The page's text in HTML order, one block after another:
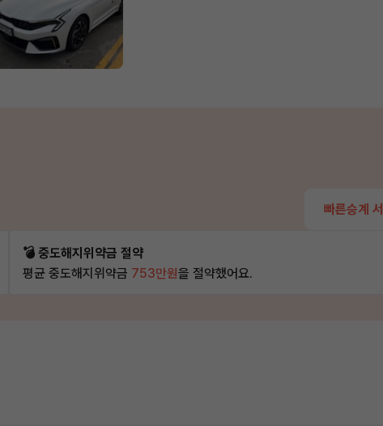
빠른승계
💣 중도해지위약금 절약
평균 중도해지위약금 753만원을 절약했어요.